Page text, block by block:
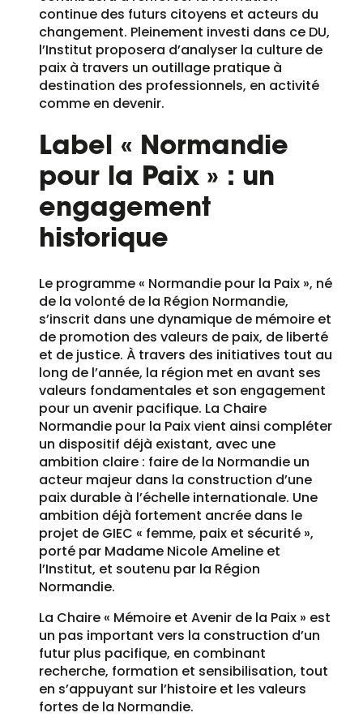
continue des futurs citoyens et acteurs du
changement. Pleinement investi dans ce DU,
l’Institut proposera d’analyser la culture de
paix à travers un outillage pratique à
destination des professionnels, en activité
comme en devenir.
Label « Normandie
pour la Paix » : un
engagement
historique
Le programme « Normandie pour la Paix », né
de la volonté de la Région Normandie,
s’inscrit dans une dynamique de mémoire et
de promotion des valeurs de paix, de liberté
et de justice. À travers des initiatives tout au
long de l’année, la région met en avant ses
valeurs fondamentales et son engagement
pour un avenir pacifique. La Chaire
Normandie pour la Paix vient ainsi compléter
un dispositif déjà existant, avec une
ambition claire : faire de la Normandie un
acteur majeur dans la construction d’une
paix durable à l’échelle internationale. Une
ambition déjà fortement ancrée dans le
projet de GIEC « femme, paix et sécurité »,
porté par Madame Nicole Ameline et
l’Institut, et soutenu par la Région
Normandie.
La Chaire « Mémoire et Avenir de la Paix » est
un pas important vers la construction d’un
futur plus pacifique, en combinant
recherche, formation et sensibilisation, tout
en s’appuyant sur l’histoire et les valeurs
fortes de la Normandie.